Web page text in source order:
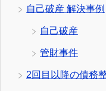
自己破産 解決事例
自己破産
管財事件
2回目以降の債務